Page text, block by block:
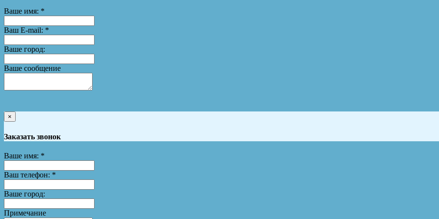
Ваше имя: *
Ваш E-mail: *
Ваше город:
Ваше сообщение
×
Заказать звонок
Ваше имя: *
Ваш телефон: *
Ваше город:
Примечание